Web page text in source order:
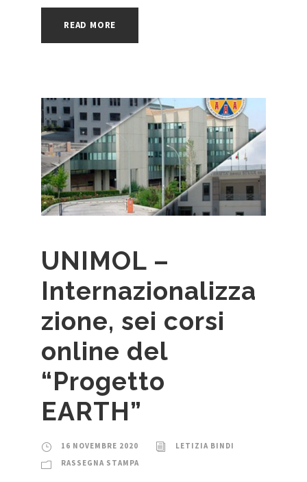
READ MORE
UNIMOL –
Internazionalizza
zione, sei corsi
online del
“Progetto
EARTH”
16 NOVEMBRE 2020
LETIZIA BINDI
RASSEGNA STAMPA